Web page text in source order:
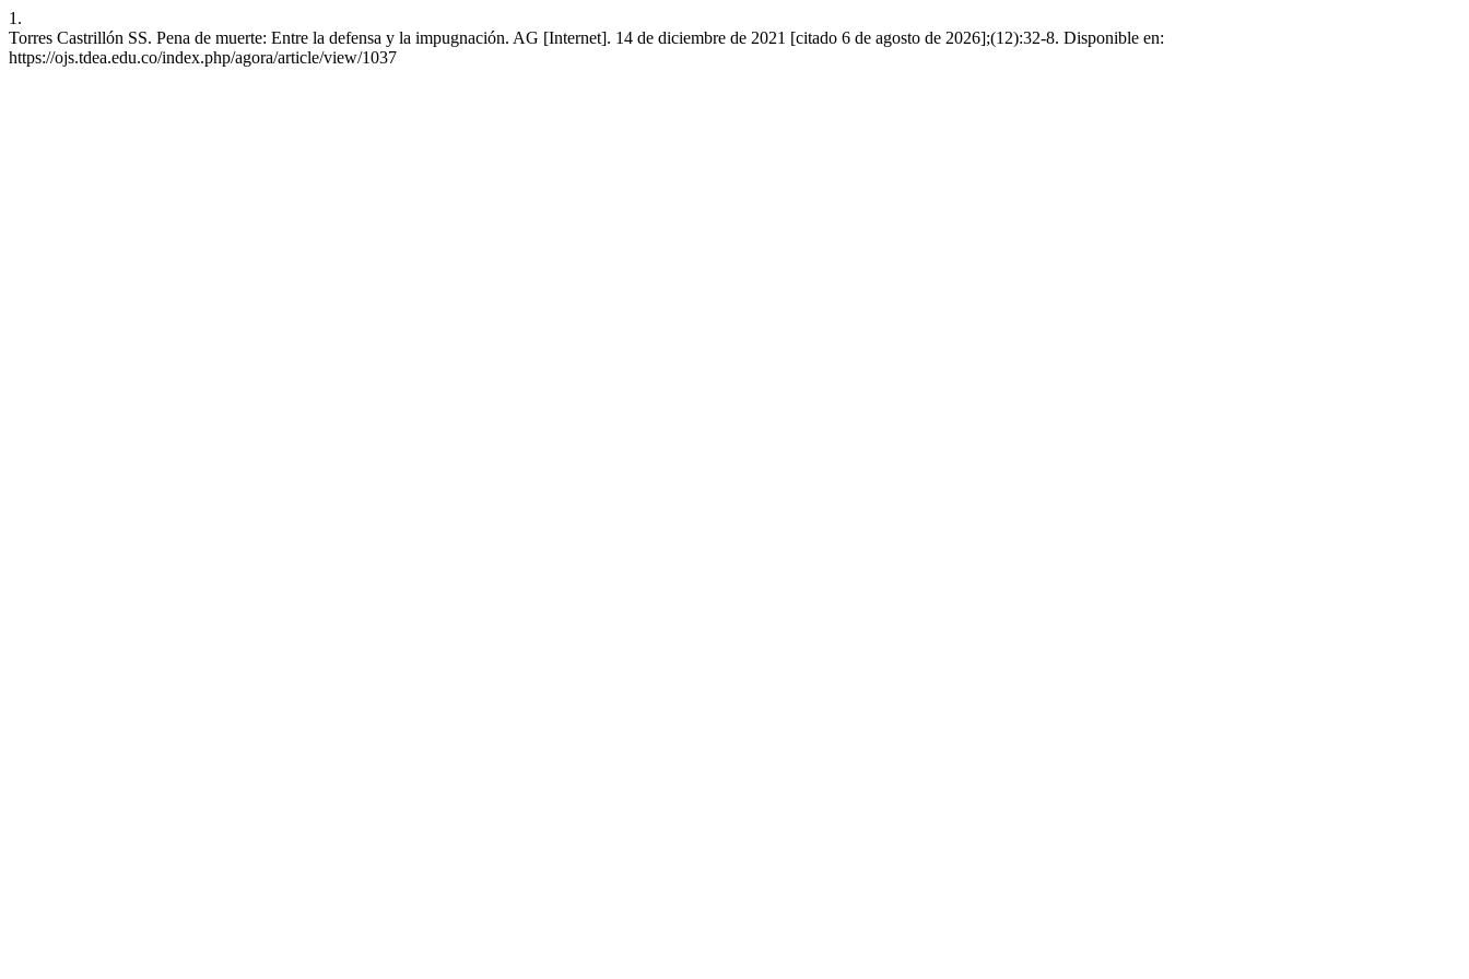
1.
Torres Castrillón SS. Pena de muerte: Entre la defensa y la impugnación. AG [Internet]. 14 de diciembre de 2021 [citado 6 de agosto de 2026];(12):32-8. Disponible en:
https://ojs.tdea.edu.co/index.php/agora/article/view/1037